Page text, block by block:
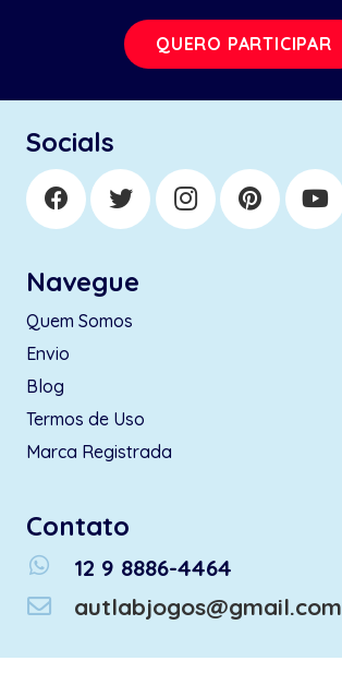
QUERO PARTICIPAR
Socials
Navegue
Quem Somos
Envio
Blog
Termos de Uso
Marca Registrada
Contato
whatsapp
12 9 8886-4464
autlabjogos@gmail.com